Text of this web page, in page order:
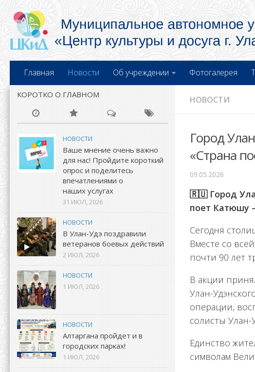
Главная Новости Об учреждении Фотогалерея
НОВОСТИ
Город
«Страна
09.05.2026
🇷🇺 Город
поет Катюшу
Сегодня
Вместе со
почти 90 лет
В акции
Улан-
операции,
солисты Улан-
Единство
символам
КОРОТКО О ГЛАВНОМ
НОВОСТИ
Ваше мнение очень важно
для нас! Пройдите короткий
опрос и поделитесь
впечатлениями о
наших услугах
31 ИЮЛ, 2026
НОВОСТИ
В Улан-Удэ поздравили
ветеранов боевых действий
2 ИЮЛ, 2026
НОВОСТИ
1 ИЮЛ, 2026
НОВОСТИ
Алтаргана пройдет и в
городских парках!
1 ИЮЛ, 2026